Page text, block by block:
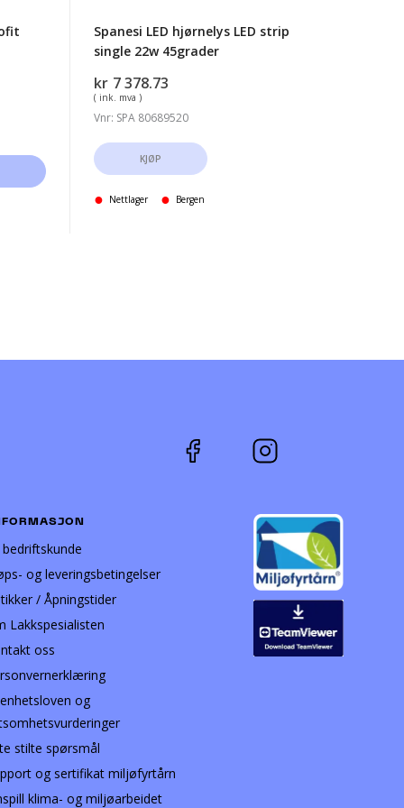
Spanesi LED hjørnelys LED strip
single 22w 45grader
kr 7 378.73
( ink. mva )
Vnr: SPA 80689520
KJØP
Nettlager Bergen
bedriftskunde
og leveringsbetingelser
/ Åpningstider
Lakkspesialisten
oss
og
stilte spørsmål
og sertifikat miljøfyrtårn
klima- og miljøarbeidet